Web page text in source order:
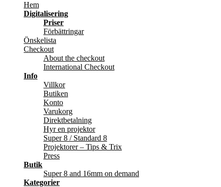
Hem
Digitalisering
Priser
Förbättringar
Önskelista
Checkout
About the checkout
International Checkout
Info
Villkor
Butiken
Konto
Varukorg
Direktbetalning
Hyr en projektor
Super 8 / Standard 8
Projektorer – Tips & Trix
Press
Butik
Super 8 and 16mm on demand
Kategorier